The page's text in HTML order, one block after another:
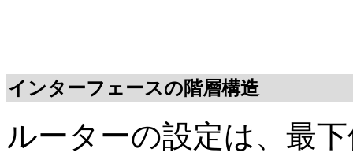
インターフェースの階層構造
ルーターの設定は、最